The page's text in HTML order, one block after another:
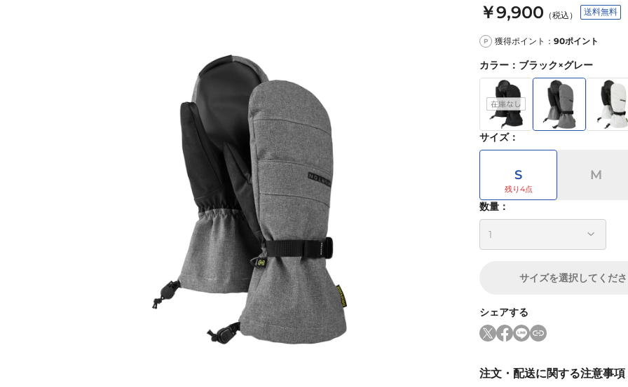
￥9,900 （税込） 送料無料
P 獲得ポイント： 90ポイント
カラー ： ブラック×グレー
サイズ：
S M
数量：
サイズを選択してくだ
シェアする
注文・配送に関する注意事項